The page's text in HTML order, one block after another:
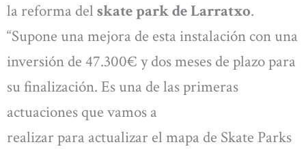
la reforma del skate park de Larratxo.
“Supone una mejora de esta instalación con una
inversión de 47.300€ y dos meses de plazo para
su finalización. Es una de las primeras
actuaciones que vamos a
realizar para actualizar el mapa de Skate Parks